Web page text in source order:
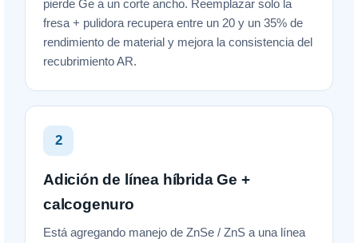
pierde Ge a un corte ancho. Reemplazar solo la
fresa + pulidora recupera entre un 20 y un 35% de
rendimiento de material y mejora la consistencia del
recubrimiento AR.
2
Adición de línea híbrida Ge +
calcogenuro
Está agregando manejo de ZnSe / ZnS a una línea